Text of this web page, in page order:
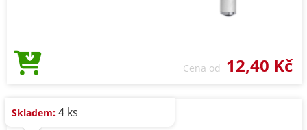
Cena od 12,40 Kč
Skladem: 4 ks